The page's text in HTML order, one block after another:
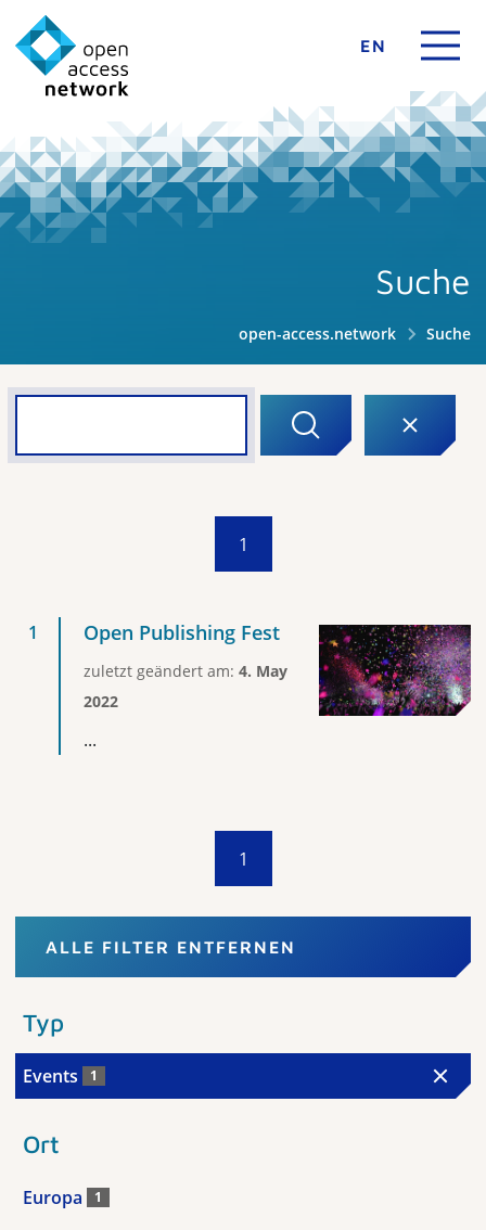
EN
Suche
open-access.network Suche
1
Open Publishing Fest
zuletzt geändert am: 4. May
2022
...
1
ALLE FILTER ENTFERNEN
Typ
Events 1
Ort
Europa 1